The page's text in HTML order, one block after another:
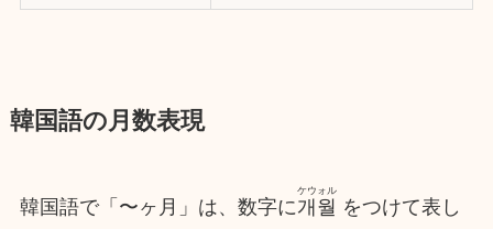
韓国語の月数表現
韓国語で「〜ヶ月」は、数字に개월
ケウォル
をつけて表し